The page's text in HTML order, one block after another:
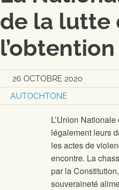
de la lutte
26 OCTOBRE 2020
AUTOCHTONE
L’Union
légalement leurs
les actes de
encontre. La
par la
souveraineté